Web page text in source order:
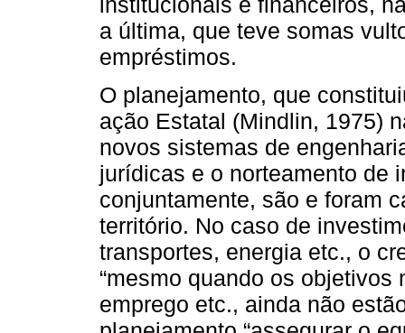
a última, que teve somas
empréstimos.
O planejamento, que
ação Estatal (Mindlin, 1975)
novos sistemas de
jurídicas e o norteamento de
conjuntamente, são e foram
território. No caso de
transportes, energia etc., o
“mesmo quando os
emprego etc., ainda não